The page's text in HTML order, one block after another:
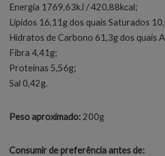
Energia 1769,63kJ / 420,88kcal;
Lípidos 16,11g dos quais Saturados
Hidratos de Carbono 61,3g dos quais
Fibra 4,41g;
Proteínas 5,56g;
Sal 0,42g.
Peso aproximado:200g
Consumir de preferência antes de: